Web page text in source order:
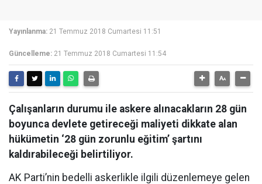
Yayınlanma: 21 Temmuz 2018 Cumartesi 11:51
Güncelleme: 21 Temmuz 2018 Cumartesi 11:54
Çalışanların durumu ile askere alınacakların 28 gün
boyunca devlete getireceği maliyeti dikkate alan
hükümetin ‘28 gün zorunlu eğitim’ şartını
kaldırabileceği belirtiliyor.
AK Parti’nin bedelli askerlikle ilgili düzenlemeye gelen